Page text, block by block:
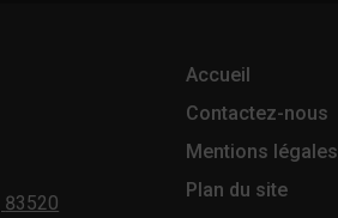
83520
Accueil
Contactez-nous
Mentions légales
Plan du site